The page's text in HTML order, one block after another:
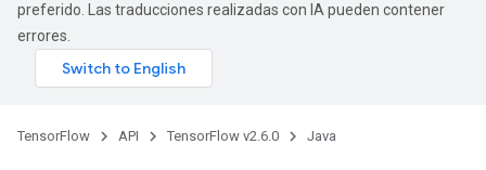
preferido. Las traducciones realizadas con IA pueden contener
errores.
TensorFlow API TensorFlow v2.6.0 Java